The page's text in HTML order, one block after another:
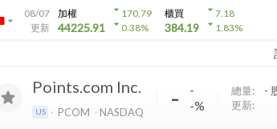
arrow_drop_down
08/07
更新
加權
44225.91
arrow_drop_down170.79
arrow_drop_down0.38%
櫃買
384.19
arrow_drop_down7.18
arrow_drop_down1.83%
Points.com Inc.
US PCOM NASDAQ -
-
-%
總量: -
更新: